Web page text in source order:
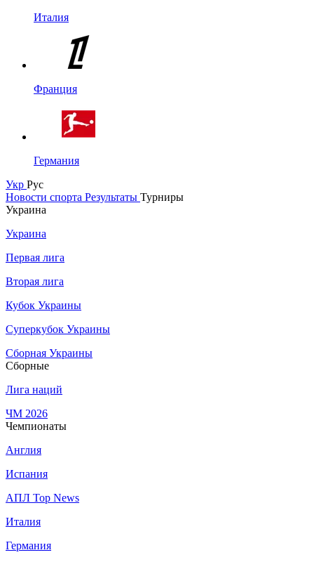
Италия
Франция
Германия
Укр Рус
Новости спорта Результаты Турниры
Украина
Украина
Первая лига
Вторая лига
Кубок Украины
Суперкубок Украины
Сборная Украины
Сборные
Лига наций
ЧМ 2026
Чемпионаты
Англия
Испания
АПЛ Top News
Италия
Германия